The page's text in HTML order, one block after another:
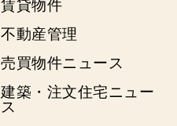
賃貸物件
不動産管理
売買物件ニュース
建築・注文住宅ニュー
ス